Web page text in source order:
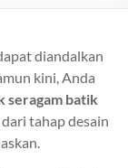
diandalkan
kini, Anda
seragam batik
tahap desain